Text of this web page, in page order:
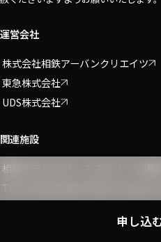
Share
申し込
運営会社
株式会社相鉄アーバンクリエイツ
東急株式会社
UDS株式会社
関連施設
相鉄ホテルズ ザ・スプラジール 横浜
THE YOKOHAMA FRONT shops